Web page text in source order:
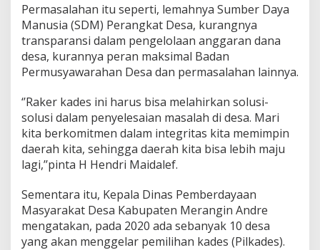
Permasalahan itu seperti, lemahnya Sumber Daya
Manusia (SDM) Perangkat Desa, kurangnya
transparansi dalam pengelolaan anggaran dana
desa, kurannya peran maksimal Badan
Permusyawarahan Desa dan permasalahan lainnya.
‘’Raker kades ini harus bisa melahirkan solusi-
solusi dalam penyelesaian masalah di desa. Mari
kita berkomitmen dalam integritas kita memimpin
daerah kita, sehingga daerah kita bisa lebih maju
lagi,’’pinta H Hendri Maidalef.
Sementara itu, Kepala Dinas Pemberdayaan
Masyarakat Desa Kabupaten Merangin Andre
mengatakan, pada 2020 ada sebanyak 10 desa
yang akan menggelar pemilihan kades (Pilkades).